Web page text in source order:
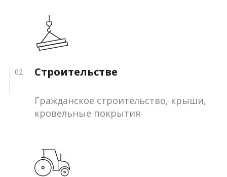
02 Строительстве
Гражданское строительство, крыши,
кровельные покрытия